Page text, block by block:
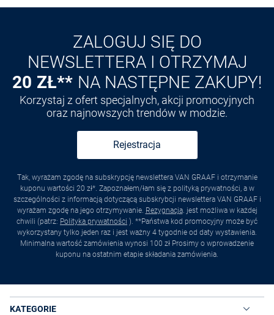
ZALOGUJ SIĘ DO
NEWSLETTERA I OTRZYMAJ
20 ZŁ** NA NASTĘPNE ZAKUPY!
Korzystaj z ofert specjalnych, akcji promocyjnych
oraz najnowszych trendów w modzie.
Rejestracja
Tak, wyrażam zgodę na subskrypcję newslettera VAN GRAAF i otrzymanie
kuponu wartości 20 zł*. Zapoznałem/łam się z polityką prywatności, a w
szczególności z informacją dotyczącą subskrybcji newslettera VAN GRAAF i
wyrażam zgodę na jego otrzymywanie. Rezygnacja. jest możliwa w każdej
chwili (patrz: Polityka prywatności ). **Państwa kod promocyjny może być
wykorzystany tylko jeden raz i jest ważny 4 tygodnie od daty wystawienia.
Minimalna wartość zamówienia wynosi 100 zł Prosimy o wprowadzenie
kuponu na ostatnim etapie składania zamówienia.
KATEGORIE